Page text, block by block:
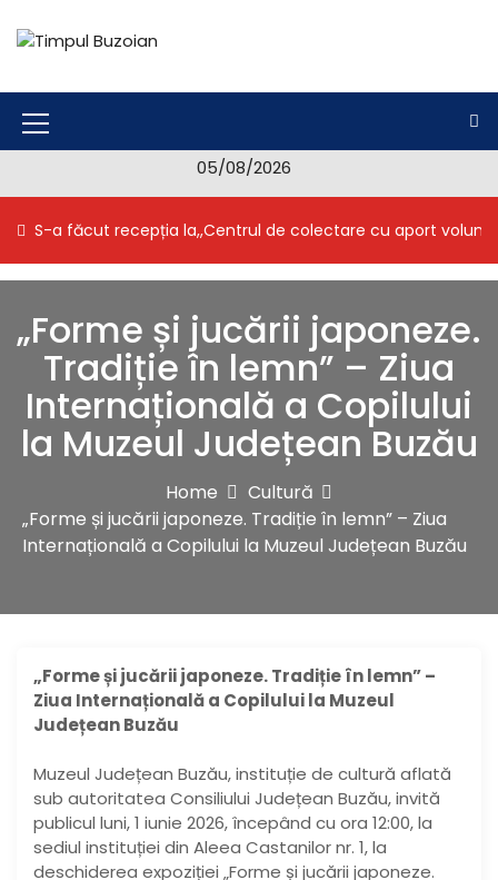
c
n
M
n
I
c
o
n
05/08/2026
S-a făcut recepția la,,Centrul de colectare cu aport
„Forme și jucării japoneze.
Tradiție în lemn” – Ziua
Internațională a Copilului
la Muzeul Județean Buzău
Home
Cultură
„Forme și jucării japoneze. Tradiție în lemn” – Ziua
Internațională a Copilului la Muzeul Județean Buzău
„Forme și jucării japoneze. Tradiție în lemn” –
Ziua Internațională a Copilului la Muzeul
Județean Buzău
Muzeul Județean Buzău, instituție de cultură aflată
sub autoritatea Consiliului Județean Buzău, invită
publicul luni, 1 iunie 2026, începând cu ora 12:00, la
sediul instituției din Aleea Castanilor nr. 1, la
deschiderea expoziției „Forme și jucării japoneze.